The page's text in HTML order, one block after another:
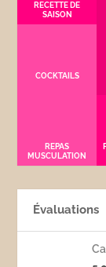
RECETTE DE
SAISON
COCKTAILS
REPAS
MUSCULATION
Évaluations